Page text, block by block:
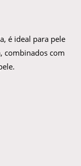
é ideal para pele
combinados com